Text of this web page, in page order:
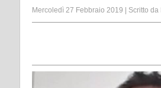
Mercoledì 27 Febbraio 2019 Scritto da